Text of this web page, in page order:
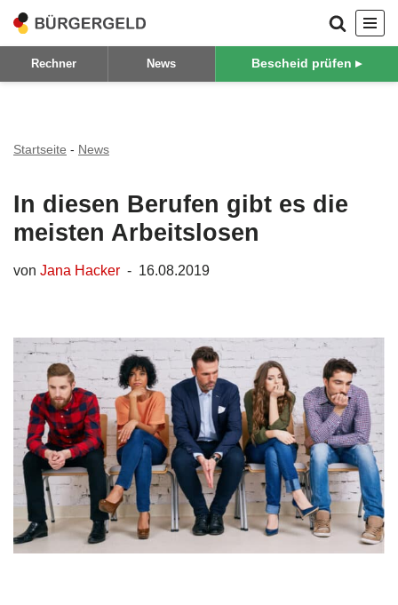
Zum
Inhalt
Rechner News Bescheid prüfen ▸
Startseite - News
In diesen Berufen gibt es die
meisten Arbeitslosen
von Jana Hacker 16.08.2019